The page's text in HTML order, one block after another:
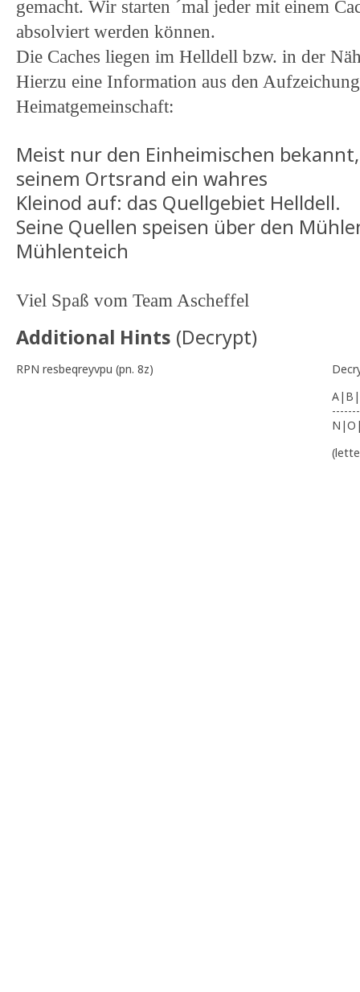
gemacht. Wir starten ´mal jeder mit einem
absolviert werden können.
Die Caches liegen im Helldell bzw. in der
Hierzu eine Information aus den
Heimatgemeinschaft:
Meist nur den Einheimischen
seinem Ortsrand ein wahres
Kleinod auf: das Quellgebiet Helldell.
Seine Quellen speisen über den
Mühlenteich
Viel Spaß vom Team Ascheffel
Additional Hints (Decrypt)
RPN resbeqreyvpu (pn. 8z)